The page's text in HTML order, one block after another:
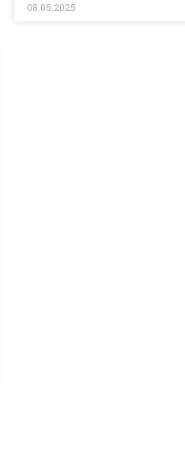
08.05.2025